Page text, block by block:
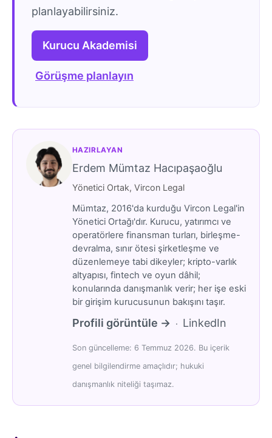
planlayabilirsiniz.
Kurucu Akademisi
Görüşme planlayın
HAZIRLAYAN
Erdem Mümtaz Hacıpaşaoğlu
Yönetici Ortak, Vircon Legal
Mümtaz, 2016'da kurduğu Vircon Legal'in
Yönetici Ortağı'dır. Kurucu, yatırımcı ve
operatörlere finansman turları, birleşme-
devralma, sınır ötesi şirketleşme ve
düzenlemeye tabi dikeyler; kripto-varlık
altyapısı, fintech ve oyun dâhil;
konularında danışmanlık verir; her işe eski
bir girişim kurucusunun bakışını taşır.
Profili görüntüle → · LinkedIn
Son güncelleme: 6 Temmuz 2026. Bu içerik
genel bilgilendirme amaçlıdır; hukuki
danışmanlık niteliği taşımaz.